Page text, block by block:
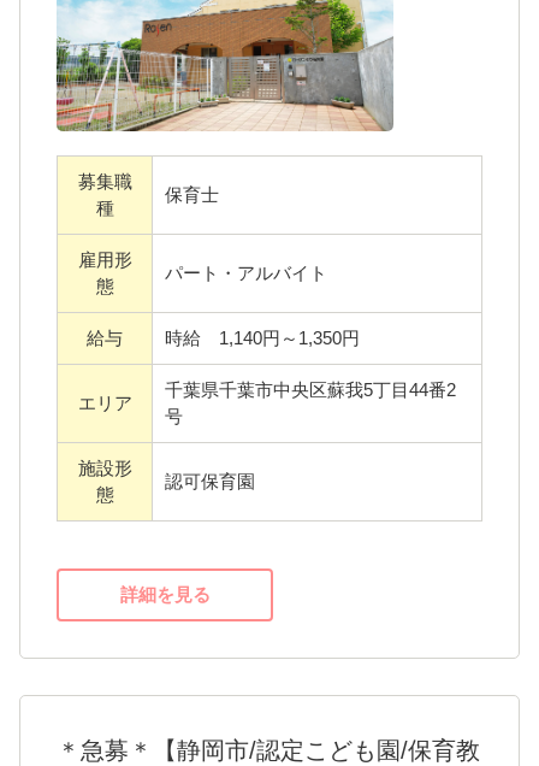
・2時間～フルタイムまで、勤務日数と時間は
ご相談ください
＜社会福祉法人 千葉県福祉援護会について＞
『すべての人が心豊かに暮らすことができる
社会形成に貢献します』
私たちは、この基本理念のもと、チームワー
クとおもてなしの心をもって、質の高いサー
『すべての人』には、ご利用者やご入居者だ
けでなく、もちろん、職員も含まれます。
研修制度や新人職員へのフォロー体制、職員
が働きやすい環境づくりはもちろん、仕事と
プライベートを両立しやすい制度をととのえ
ています。
して成長がきっと感じられるはずです。
募集職
種
保育士
雇用形
態
パート・アルバイト
給与 時給 1,140円～1,350円
エリア
千葉県千葉市中央区蘇我5丁目44番2
号
施設形
態
認可保育園
詳細を見る
＊急募＊【静岡市/認定こども園/保育教